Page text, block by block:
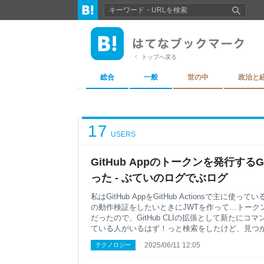
トップへ戻る
総合 一般 世の中 政治と
GitHub Appのトークンを発行する
った - ぶていのログでぶログ
17 USERS
私はGitHub AppをGitHub Actionsで主に使ってい
の動作検証をしたいときにJWTを作って…トー
だったので、GitHub CLIの拡張として新たにコマ
ている人がいるはず！っと検索をしたけど、見つ
ではないはず…たぶん… github.com 使い方 まず
ンド)がインストールされているとして、以下の
テクノロジー 2025/06/11 12:05